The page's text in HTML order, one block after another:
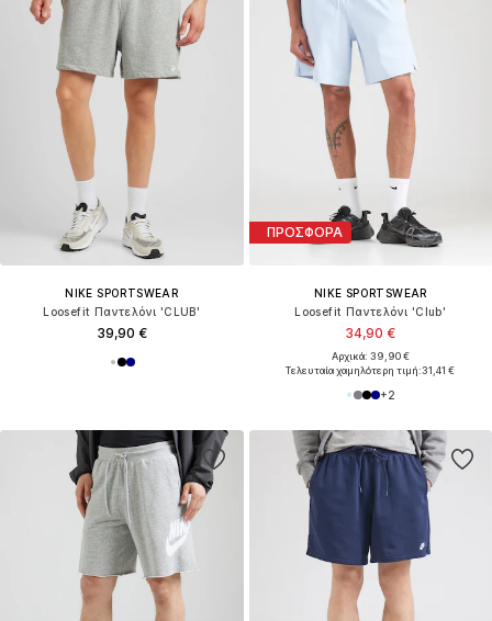
NIKE SPORTSWEAR
Loosefit Παντελόνι 'CLUB'
39,90 €
ΠΡΟΣΦΟΡΑ
NIKE SPORTSWEAR
Loosefit Παντελόνι 'Club'
34,90 €
Αρχικά: 39,90 €
Τελευταία χαμηλότερη τιμή:31,41 €
+2